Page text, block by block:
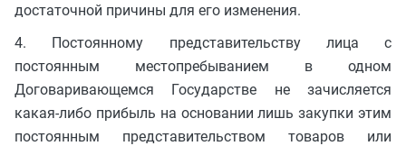
достаточной причины для его изменения.
4. Постоянному представительству лица с
постоянным местопребыванием в одном
Договаривающемся Государстве не зачисляется
какая-либо прибыль на основании лишь закупки этим
постоянным представительством товаров или